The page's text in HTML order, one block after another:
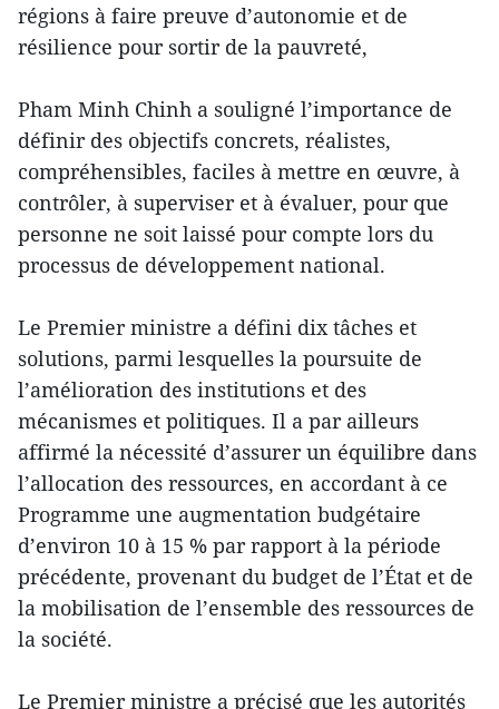
régions à faire preuve d’autonomie et de
résilience pour sortir de la pauvreté,
Pham Minh Chinh a souligné l’importance de
définir des objectifs concrets, réalistes,
compréhensibles, faciles à mettre en œuvre, à
contrôler, à superviser et à évaluer, pour que
personne ne soit laissé pour compte lors du
processus de développement national.
Le Premier ministre a défini dix tâches et
solutions, parmi lesquelles la poursuite de
l’amélioration des institutions et des
mécanismes et politiques. Il a par ailleurs
affirmé la nécessité d’assurer un équilibre dans
l’allocation des ressources, en accordant à ce
Programme une augmentation budgétaire
d’environ 10 à 15 % par rapport à la période
précédente, provenant du budget de l’État et de
la mobilisation de l’ensemble des ressources de
la société.
Le Premier ministre a précisé que les autorités